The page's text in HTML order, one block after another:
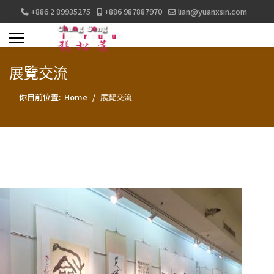
+886 2 89935275 +886 987887970 lian@yuanxsin.com
展覽交流
你目前位置: Home 展覽交流